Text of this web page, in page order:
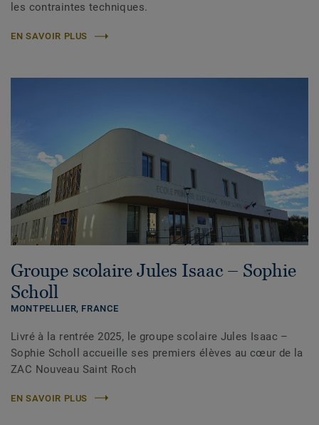
les contraintes techniques.
EN SAVOIR PLUS
Groupe scolaire Jules Isaac – Sophie
Scholl
MONTPELLIER, FRANCE
Livré à la rentrée 2025, le groupe scolaire Jules Isaac –
Sophie Scholl accueille ses premiers élèves au cœur de la
ZAC Nouveau Saint Roch
EN SAVOIR PLUS